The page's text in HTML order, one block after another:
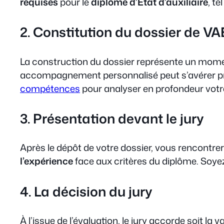
2. Constitution du dossier de
La construction du dossier représente un
accompagnement personnalisé peut
compétences pour analyser en profondeur
3. Présentation devant le jury
Après le dépôt de votre dossier, vous
l’expérienceface aux critères du diplôme.
4. La décision du jury
À l’issue de l’évaluation, le jury accorde soit